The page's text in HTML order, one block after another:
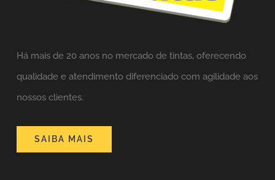
Há mais de 20 anos no mercado de tintas, oferecendo
qualidade e atendimento diferenciado com agilidade aos
nossos clientes.
SAIBA MAIS